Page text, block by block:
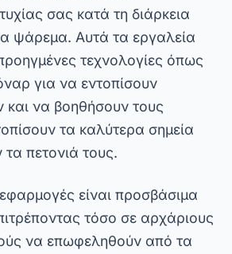
σας κατά τη διάρκεια
ψάρεμα. Αυτά τα εργαλεία
τεχνολογίες όπως
για να εντοπίσουν
και να βοηθήσουν τους
τα καλύτερα σημεία
πετονιά τους.
εφαρμογές είναι προσβάσιμα
τόσο σε αρχάριους
να επωφεληθούν από τα